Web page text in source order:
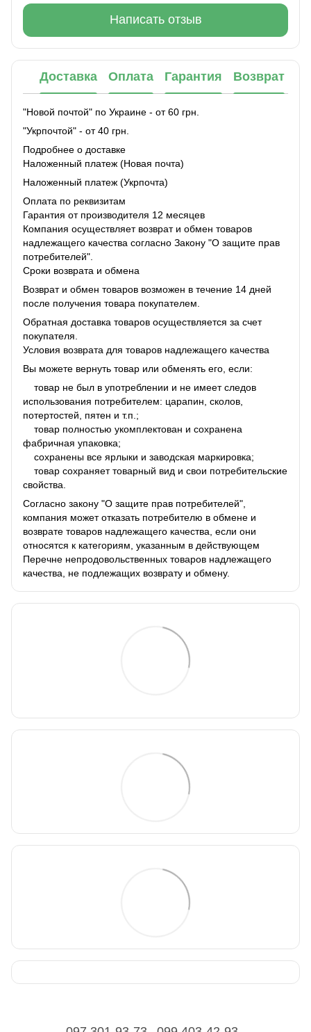
Написать отзыв
Доставка Оплата Гарантия Возврат
"Новой почтой" по Украине - от 60 грн.
"Укрпочтой" - от 40 грн.
Подробнее о доставке
Наложенный платеж (Новая почта)
Наложенный платеж (Укрпочта)
Оплата по реквизитам
Гарантия от производителя 12 месяцев
Компания осуществляет возврат и обмен товаров
надлежащего качества согласно Закону "О защите прав
потребителей".
Сроки возврата и обмена
Возврат и обмен товаров возможен в течение 14 дней
после получения товара покупателем.
Обратная доставка товаров осуществляется за счет
покупателя.
Условия возврата для товаров надлежащего качества
Вы можете вернуть товар или обменять его, если:
товар не был в употреблении и не имеет следов
использования потребителем: царапин, сколов,
потертостей, пятен и т.п.;
товар полностью укомплектован и сохранена
фабричная упаковка;
сохранены все ярлыки и заводская маркировка;
товар сохраняет товарный вид и свои потребительские
свойства.
Согласно закону "О защите прав потребителей",
компания может отказать потребителю в обмене и
возврате товаров надлежащего качества, если они
относятся к категориям, указанным в действующем
Перечне непродовольственных товаров надлежащего
качества, не подлежащих возврату и обмену.